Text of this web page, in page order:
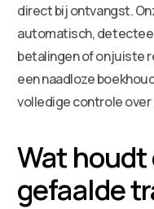
direct bij ontvangst.
automatisch,
betalingen of onjuiste
een naadloze
volledige controle
Wat
gefaalde